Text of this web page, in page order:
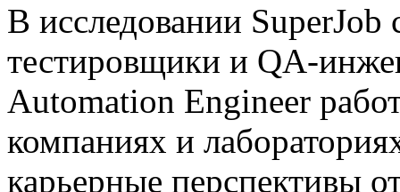
В исследовании
тестировщики и QA-
Automation Engineer
компаниях и
карьерные перспективы